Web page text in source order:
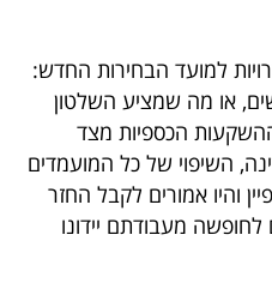
למועד הבחירות החדש:
או מה שמציע השלטון
הכספיות מצד
השיפוי של כל המועמדים
והיו אמורים לקבל החזר
מעבודתם יידונו